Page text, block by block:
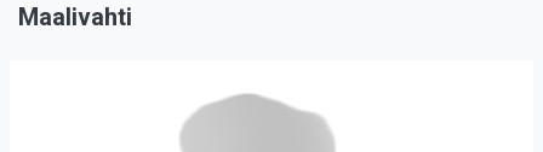
Maalivahti